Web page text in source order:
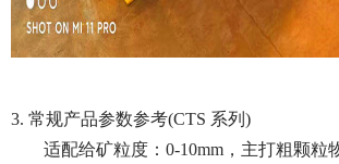
3. 常规产品参数参考(CTS 系列)
适配给矿粒度：0-10mm，主打粗颗粒